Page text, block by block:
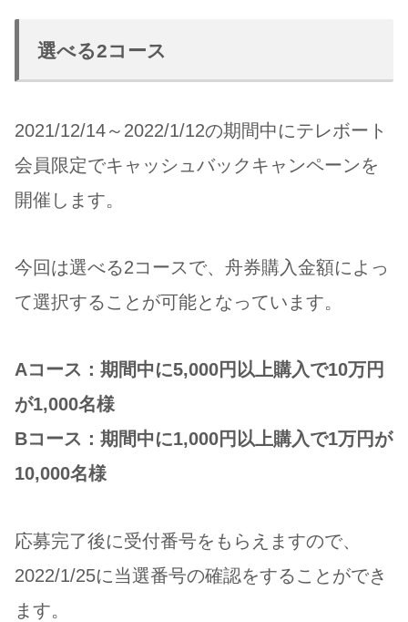
選べる2コース
2021/12/14～2022/1/12の期間中にテレボート
会員限定でキャッシュバックキャンペーンを
開催します。
今回は選べる2コースで、舟券購入金額によっ
て選択することが可能となっています。
Aコース：期間中に5,000円以上購入で10万円
が1,000名様
Bコース：期間中に1,000円以上購入で1万円が
10,000名様
応募完了後に受付番号をもらえますので、
2022/1/25に当選番号の確認をすることができ
ます。